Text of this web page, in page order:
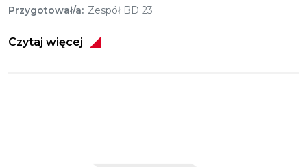
Przygotował/a Zespół BD 23
Czytaj więcej